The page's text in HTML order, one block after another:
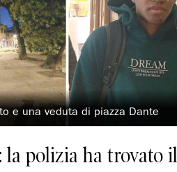
e una veduta di piazza Dante
la polizia ha trovato il